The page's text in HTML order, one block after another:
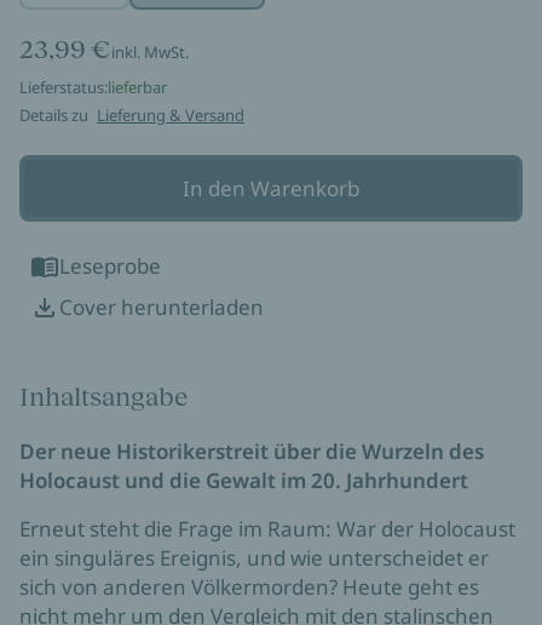
23,99 €inkl. MwSt.
Lieferstatus:lieferbar
Details zu Lieferung & Versand
In den Warenkorb
Leseprobe
Cover herunterladen
Inhaltsangabe
Der neue Historikerstreit über die Wurzeln des
Holocaust und die Gewalt im 20. Jahrhundert
Erneut steht die Frage im Raum: War der Holocaust
ein singuläres Ereignis, und wie unterscheidet er
sich von anderen Völkermorden? Heute geht es
nicht mehr um den Vergleich mit den stalinschen